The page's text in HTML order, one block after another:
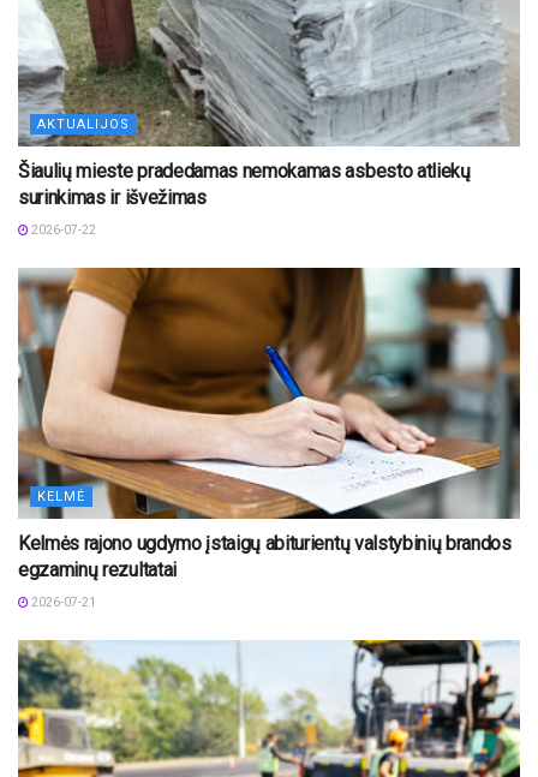
AKTUALIJOS
Šiaulių mieste pradedamas nemokamas asbesto atliekų
surinkimas ir išvežimas
2026-07-22
KELMĖ
Kelmės rajono ugdymo įstaigų abiturientų valstybinių brandos
egzaminų rezultatai
2026-07-21